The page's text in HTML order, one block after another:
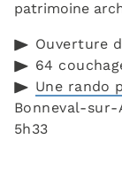
patrimoine
Ouverture
64
Une rando
Bonneval-sur-
5h33